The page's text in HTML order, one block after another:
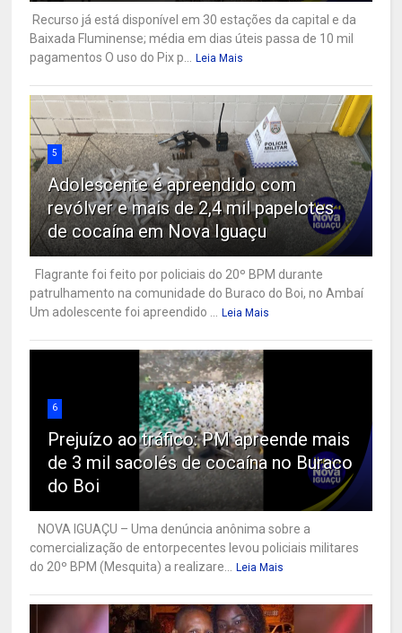
Recurso já está disponível em 30 estações da capital e da
Baixada Fluminense; média em dias úteis passa de 10 mil
pagamentos O uso do Pix p...
Leia Mais
5
Adolescente é apreendido com
revólver e mais de 2,4 mil papelotes
de cocaína em Nova Iguaçu
Flagrante foi feito por policiais do 20º BPM durante
patrulhamento na comunidade do Buraco do Boi, no Ambaí
Um adolescente foi apreendido ...
Leia Mais
6
Prejuízo ao tráfico: PM apreende mais
de 3 mil sacolés de cocaína no Buraco
do Boi
NOVA IGUAÇU – Uma denúncia anônima sobre a
comercialização de entorpecentes levou policiais militares
do 20º BPM (Mesquita) a realizare...
Leia Mais